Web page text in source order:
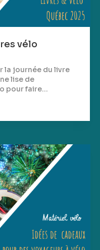
vélo
la journée du livre
lise de
pour faire...